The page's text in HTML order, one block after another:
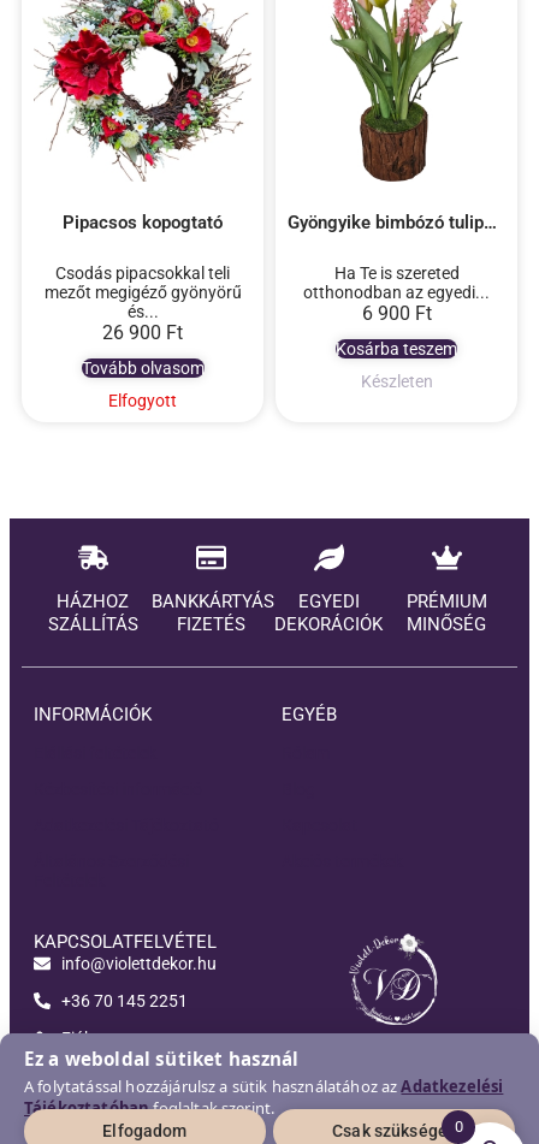
0
Elfogyott
Pipacsos kopogtató
26 900 Ft
Csodás pipacsokkal teli
mezőt megigéző gyönyörű
és...
Tovább olvasom
Készleten
Gyöngyike bimbózó tulipánokkal fából készült kaspóban
6 900 Ft
Ha Te is szereted
otthonodban az egyedi...
Kosárba teszem
HÁZHOZ
SZÁLLÍTÁS
BANKKÁRTYÁS
FIZETÉS
EGYEDI
DEKORÁCIÓK
PRÉMIUM
MINŐSÉG
INFORMÁCIÓK EGYÉB
KAPCSOLATFELVÉTEL
info@violettdekor.hu
+36 70 145 2251
Fiókom
Violett-Dekor
Ez a weboldal sütiket használ
A folytatással hozzájárulsz a sütik használatához azAdatkezelési
Tájékoztatóbanfoglaltak szerint.
Elfogadom Csak szükséges